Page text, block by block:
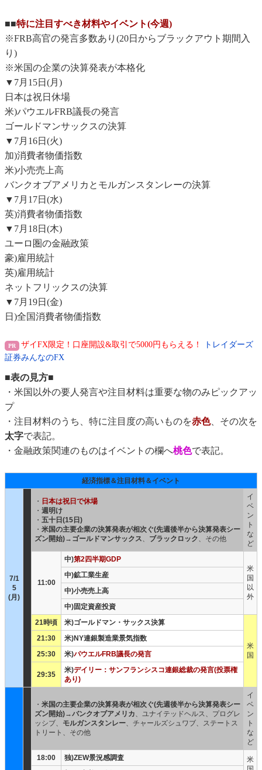
■■特に注目すべき材料やイベント(今週)
※FRB高官の発言多数あり(20日からブラックアウト期間入
り)
※米国の企業の決算発表が本格化
▼7月15日(月)
日本は祝日休場
米)パウエルFRB議長の発言
ゴールドマンサックスの決算
▼7月16日(火)
加)消費者物価指数
米)小売売上高
バンクオブアメリカとモルガンスタンレーの決算
▼7月17日(水)
英)消費者物価指数
▼7月18日(木)
ユーロ圏の金融政策
豪)雇用統計
英)雇用統計
ネットフリックスの決算
▼7月19日(金)
日)全国消費者物価指数
ザイFX限定！口座開設&取引で5000円もらえる！
トレイダーズ
証券みんなのFX
■表の見方■
・米国以外の要人発言や注目材料は重要な物のみピックアッ
プ
・注目材料のうち、特に注目度の高いものを赤色、その次を
太字で表記。
・金融政策関連のものはイベントの欄へ桃色で表記。
経済指標＆注目材料＆イベント
7/1
5
(月)
・ 日本は祝日で休場
・ 週明け
・ 五十日(15日)
・ 米国の主要企業の決算発表が相次ぐ(先週後半から決算発表シー
ズン開始)→ ゴールドマンサックス、 ブラックロック、その他
イ
ベ
ン
ト
な
ど
11:00
中)第2四半期GDP
米
国
以
外
中)鉱工業生産
中)小売売上高
中)固定資産投資
21時頃
米)ゴールドマン・サックス決算
米
国
21:30
米)NY連銀製造業景気指数
25:30
米)パウエルFRB議長の発言
29:35
米)デイリー：サンフランシスコ連銀総裁の発言(投票権
あり)
・ 米国の主要企業の決算発表が相次ぐ(先週後半から決算発表シー
ズン開始)→バンクオブアメリカ、ユナイテッドヘルス、プログレ
ッシブ、 モルガンスタンレー、チャールズシュワブ、ステートス
トリート、その他
イ
ベ
ン
ト
な
ど
18:00
独)ZEW景況感調査
米